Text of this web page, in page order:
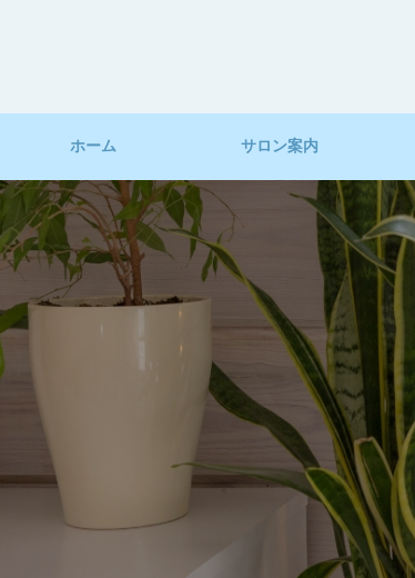
ホーム サロン案内